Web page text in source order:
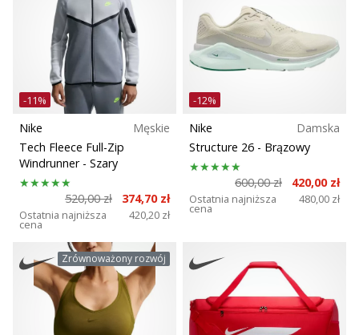
-11%
Nike
Męskie
Tech Fleece Full-Zip
Windrunner - Szary
520,00 zł 374,70 zł
Ostatnia najniższa
cena
420,20 zł
-12%
Nike
Damska
Structure 26 - Brązowy
600,00 zł 420,00 zł
Ostatnia najniższa
cena
480,00 zł
Zrównoważony rozwój